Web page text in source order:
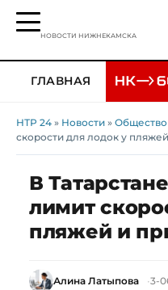
НОВОСТИ НИЖНЕКАМСКА
ГЛАВНАЯ
НТР 24 » Новости » Общество
скорости для лодок у
В
лимит
пляжей и
Алина Латыпова 3-